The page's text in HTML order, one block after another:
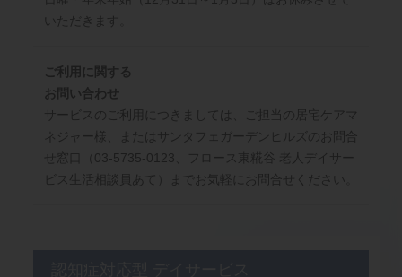
いただきます。
ご利用に関する
お問い合わせ
サービスのご利用につきましては、ご担当の居宅ケアマ
ネジャー様、またはサンタフェガーデンヒルズのお問合
せ窓口（03-5735-0123、フロース東糀谷 老人デイサー
ビス生活相談員あて）までお気軽にお問合せください。